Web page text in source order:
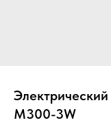
Электрический
M300-3W